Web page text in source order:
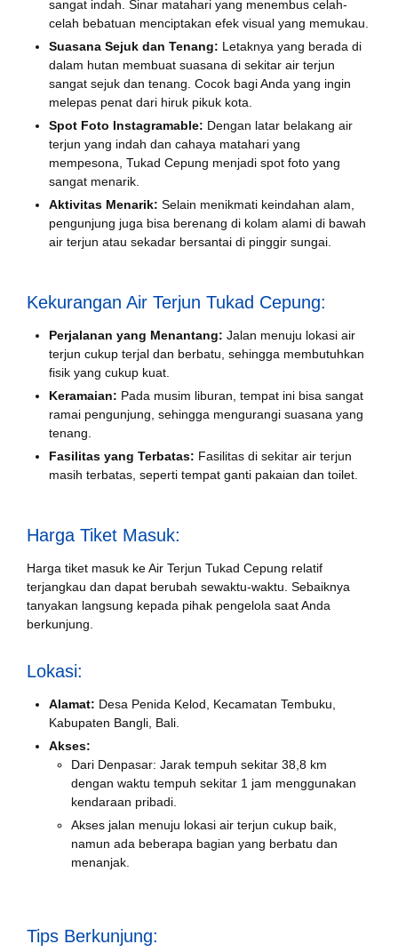
sangat indah. Sinar matahari yang menembus celah-
celah bebatuan menciptakan efek visual yang memukau.
Suasana Sejuk dan Tenang: Letaknya yang berada di
dalam hutan membuat suasana di sekitar air terjun
sangat sejuk dan tenang. Cocok bagi Anda yang ingin
melepas penat dari hiruk pikuk kota.
Spot Foto Instagramable: Dengan latar belakang air
terjun yang indah dan cahaya matahari yang
mempesona, Tukad Cepung menjadi spot foto yang
sangat menarik.
Aktivitas Menarik: Selain menikmati keindahan alam,
pengunjung juga bisa berenang di kolam alami di bawah
air terjun atau sekadar bersantai di pinggir sungai.
Kekurangan Air Terjun Tukad Cepung:
Perjalanan yang Menantang: Jalan menuju lokasi air
terjun cukup terjal dan berbatu, sehingga membutuhkan
fisik yang cukup kuat.
Keramaian: Pada musim liburan, tempat ini bisa sangat
ramai pengunjung, sehingga mengurangi suasana yang
tenang.
Fasilitas yang Terbatas: Fasilitas di sekitar air terjun
masih terbatas, seperti tempat ganti pakaian dan toilet.
Harga Tiket Masuk:
Harga tiket masuk ke Air Terjun Tukad Cepung relatif
terjangkau dan dapat berubah sewaktu-waktu. Sebaiknya
tanyakan langsung kepada pihak pengelola saat Anda
berkunjung.
Lokasi:
Alamat: Desa Penida Kelod, Kecamatan Tembuku,
Kabupaten Bangli, Bali.
Akses:
Dari Denpasar: Jarak tempuh sekitar 38,8 km
dengan waktu tempuh sekitar 1 jam menggunakan
kendaraan pribadi.
Akses jalan menuju lokasi air terjun cukup baik,
namun ada beberapa bagian yang berbatu dan
menanjak.
Tips Berkunjung: